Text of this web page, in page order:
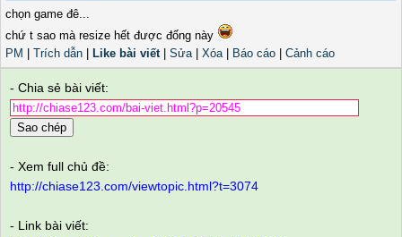
chọn game đê...
chứ t sao mà resize hết được đống này
PM
Trích dẫn Like bài viết| Sửa| Xóa| Báo cáo Cảnh cáo
- Chia sẻ bài viết:
Sao chép
- Xem full chủ đề:
http://chiase123.com/viewtopic.html?t=3074
- Link bài viết: